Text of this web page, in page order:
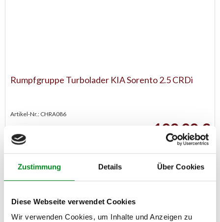
Zustimmung Details Über Cookies
Diese Webseite verwendet Cookies
Wir verwenden Cookies, um Inhalte und Anzeigen zu
Rumpfgruppe Turbolader KIA Sorento 2.5 CRDi
Artikel-Nr.: CHRA086
109,00 €
Zum Produkt